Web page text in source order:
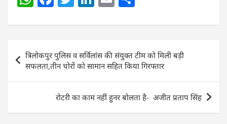
at
s
A
p
c
e
b
o
o
k
itt
er
k
e
dI
n
ai
l
ar
e
Post
navigation
त्रिलोकपुर पुलिस व सर्विलांस की संयुक्त टीम को मिली बड़ी
सफलता,तीन चोरों को सामान सहित किया गिरफ्तार
रोटरी का काम नहीं हुनर बोलता है- अजीत प्रताप सिंह